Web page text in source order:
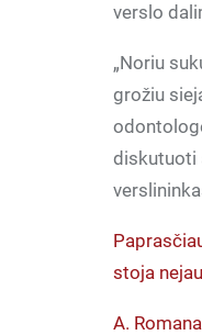
verslo
„Noriu
grožiu
diskutuoti
stoja
A.